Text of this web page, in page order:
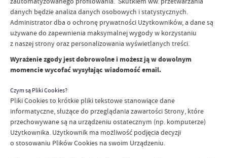
danych będzie analiza danych osobowych i statystycznych.
Administrator dba o ochronę prywatności Użytkowników, a dane są
używane do zapewnienia maksymalnej wygody w korzystaniu
z naszej strony oraz personalizowania wyświetlanych treści.
Wyrażenie zgody jest dobrowolne i możesz ją w dowolnym
momencie wycofać wysyłając wiadomość email.
Czym są Pliki Cookies?
Pliki Cookies to krótkie pliki tekstowe stanowiące dane
informatyczne, służące do przeglądania zawartości Strony, które
przechowywane są na urządzeniu ostatecznym (np. komputerze)
Użytkownika. Użytkownik ma możliwość podjęcia decyzji
o stosowaniu Plików Cookies na swoim Urządzeniu.